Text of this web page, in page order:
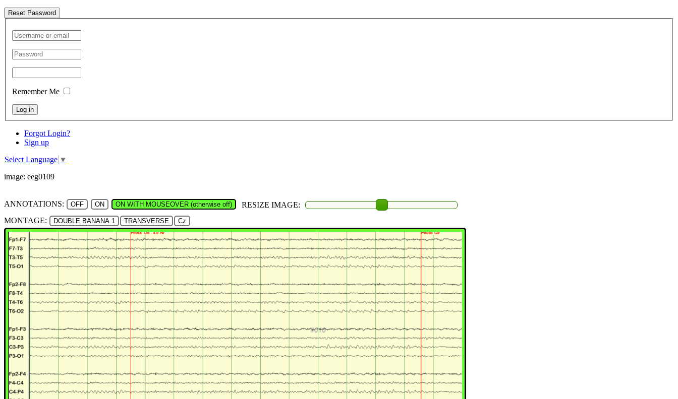
Reset Password
Remember Me
Log in
Forgot Login?
Sign up
Select Language ▼
image: eeg0109
ANNOTATIONS: OFF ON ON WITH MOUSEOVER (otherwise off)
RESIZE IMAGE:
MONTAGE:
DOUBLE BANANA 1 TRANSVERSE Cz